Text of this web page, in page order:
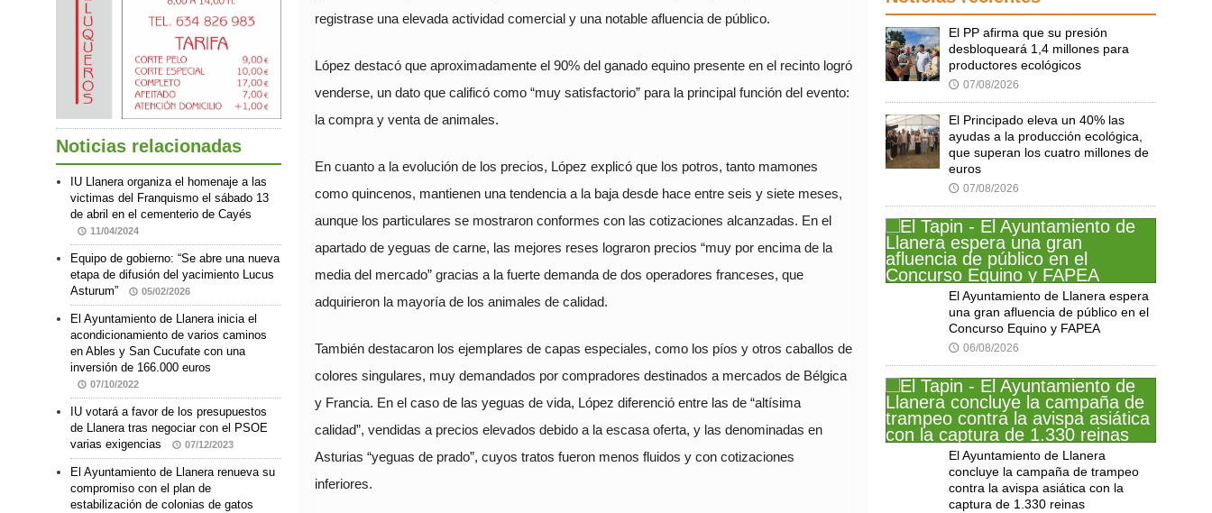
registrase una elevada actividad comercial y una notable afluencia de público.
López destacó que aproximadamente el 90% del ganado equino presente en el recinto logró
venderse, un dato que calificó como “muy satisfactorio” para la principal función del evento:
la compra y venta de animales.
En cuanto a la evolución de los precios, López explicó que los potros, tanto mamones
como quincenos, mantienen una tendencia a la baja desde hace entre seis y siete meses,
aunque los particulares se mostraron conformes con las cotizaciones alcanzadas. En el
apartado de yeguas de carne, las mejores reses lograron precios “muy por encima de la
media del mercado” gracias a la fuerte demanda de dos operadores franceses, que
adquirieron la mayoría de los animales de calidad.
También destacaron los ejemplares de capas especiales, como los píos y otros caballos de
colores singulares, muy demandados por compradores destinados a mercados de Bélgica
y Francia. En el caso de las yeguas de vida, López diferenció entre las de “altísima
calidad”, vendidas a precios elevados debido a la escasa oferta, y las denominadas en
Asturias “yeguas de prado”, cuyos tratos fueron menos fluidos y con cotizaciones
inferiores.
Noticias relacionadas
IU Llanera organiza el homenaje a las
victimas del Franquismo el sábado 13
de abril en el cementerio de Cayés
11/04/2024
Equipo de gobierno: “Se abre una nueva
etapa de difusión del yacimiento Lucus
Asturum”
05/02/2026
El Ayuntamiento de Llanera inicia el
acondicionamiento de varios caminos
en Ables y San Cucufate con una
inversión de 166.000 euros
07/10/2022
IU votará a favor de los presupuestos
de Llanera tras negociar con el PSOE
varias exigencias
07/12/2023
El Ayuntamiento de Llanera renueva su
compromiso con el plan de
estabilización de colonias de gatos
El PP afirma que su presión
desbloqueará 1,4 millones para
productores ecológicos
🕔 07/08/2026
El Principado eleva un 40% las
ayudas a la producción ecológica,
que superan los cuatro millones de
euros
🕔 07/08/2026
El Ayuntamiento de Llanera espera
una gran afluencia de público en el
Concurso Equino y FAPEA
🕔 06/08/2026
El Ayuntamiento de Llanera
concluye la campaña de trampeo
contra la avispa asiática con la
captura de 1.330 reinas